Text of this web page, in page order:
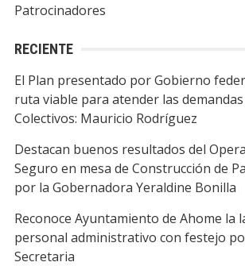
Patrocinadores
RECIENTE
El Plan presentado por Gobierno
ruta viable para atender las
Colectivos: Mauricio Rodríguez
Destacan buenos resultados del
Seguro en mesa de Construcción de
por la Gobernadora Yeraldine Bonilla
Reconoce Ayuntamiento de Ahome la
personal administrativo con festejo
Secretaria